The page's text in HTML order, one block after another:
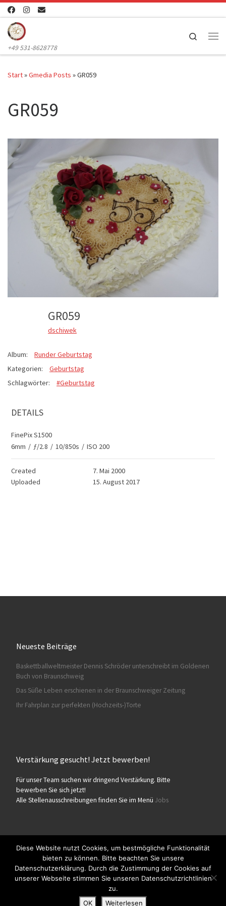
Zum Inhalt springen
+49 531-8628778
Search
Start»Gmedia Posts »GR059
GR059
GR059
dschiwek
Album:
Runder Geburtstag
Kategorien:
Geburtstag
Schlagwörter:
#Geburtstag
DETAILS
FinePix S1500
6mm / ƒ/2.8 / 10/850s / ISO 200
Created
7. Mai 2000
Uploaded
15. August 2017
Neueste Beiträge
Baskettballweltmeister Dennis Schröder unterschreibt im Goldenen
Buch von Braunschweig
Das Süße Leben erschienen in der Braunschweiger Zeitung
Ihr Fahrplan zur perfekten (Hochzeits-)Torte
Verstärkung gesucht! Jetzt bewerben!
Für unser Team suchen wir dringend Verstärkung. Bitte
bewerben Sie sich jetzt!
Alle Stellenausschreibungen finden Sie im Menü Jobs
© 2026Konditorei Süßes Leben– Alle Rechte vorbehalten
Präsentiert von WP – Entworfen mit demCustomizr-Theme
Diese Website nutzt Cookies, um bestmögliche Funktionalität
bieten zu können. Bitte beachten Sie unsere
Datenschutzerklärung. Durch die Zustimmung der Cookies auf
unserer Webseite stimmen Sie unseren Datenschutzrichtlinien
zu.
OK
Weiterlesen